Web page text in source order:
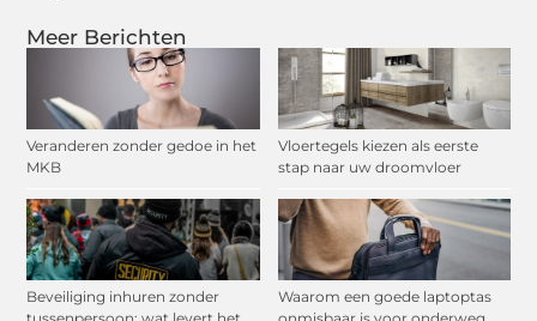
Meer Berichten
Veranderen zonder gedoe in het
MKB
Vloertegels kiezen als eerste
stap naar uw droomvloer
Beveiliging inhuren zonder
tussenpersoon: wat levert het
Waarom een goede laptoptas
onmisbaar is voor onderweg